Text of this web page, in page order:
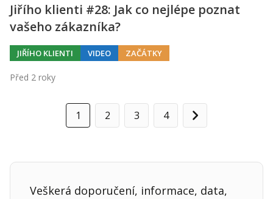
Jiřího klienti #28: Jak co nejlépe poznat
vašeho zákazníka?
JIŘÍHO KLIENTI VIDEO ZAČÁTKY
Před 2 roky
1 2 3 4
Další
Veškerá doporučení, informace, data,